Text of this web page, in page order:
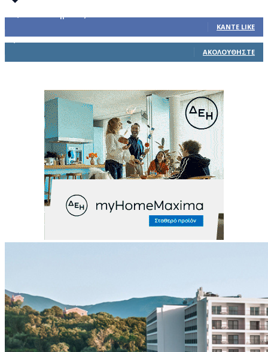
ΚΆΝΤΕ LIKE
ΑΚΟΛΟΥΘΉΣΤΕ